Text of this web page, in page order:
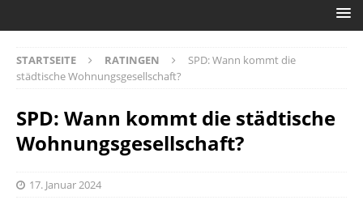
STARTSEITE RATINGEN
SPD: Wann kommt die
städtische Wohnungsgesellschaft?
SPD: Wann kommt die städtische
Wohnungsgesellschaft?
17. Januar 2024